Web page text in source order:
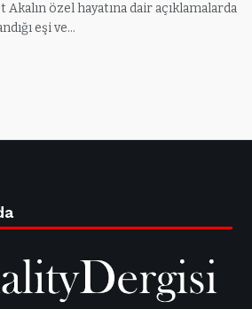
Akalın özel hayatına dair açıklamalarda
eşi ve…